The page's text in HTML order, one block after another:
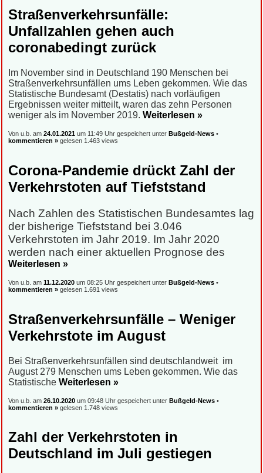
Straßenverkehrsunfälle:
Unfallzahlen gehen auch
coronabedingt zurück
Im November sind in Deutschland 190 Menschen bei
Straßenverkehrsunfällen ums Leben gekommen. Wie das
Statistische Bundesamt (Destatis) nach vorläufigen
Ergebnissen weiter mitteilt, waren das zehn Personen
weniger als im November 2019. Weiterlesen »
Von u.b. am 24.01.2021 um 11:49 Uhr gespeichert unter Bußgeld-News •
kommentieren » gelesen 1.463 views
Corona-Pandemie drückt Zahl der
Verkehrstoten auf Tiefststand
Nach Zahlen des Statistischen Bundesamtes lag
der bisherige Tiefststand bei 3.046
Verkehrstoten im Jahr 2019. Im Jahr 2020
werden nach einer aktuellen Prognose des
Weiterlesen »
Von u.b. am 11.12.2020 um 08:25 Uhr gespeichert unter Bußgeld-News •
kommentieren » gelesen 1.691 views
Straßenverkehrsunfälle – Weniger
Verkehrstote im August
Bei Straßenverkehrsunfällen sind deutschlandweit im
August 279 Menschen ums Leben gekommen. Wie das
Statistische Weiterlesen »
Von u.b. am 26.10.2020 um 09:48 Uhr gespeichert unter Bußgeld-News •
kommentieren » gelesen 1.748 views
Zahl der Verkehrstoten in
Deutschland im Juli gestiegen